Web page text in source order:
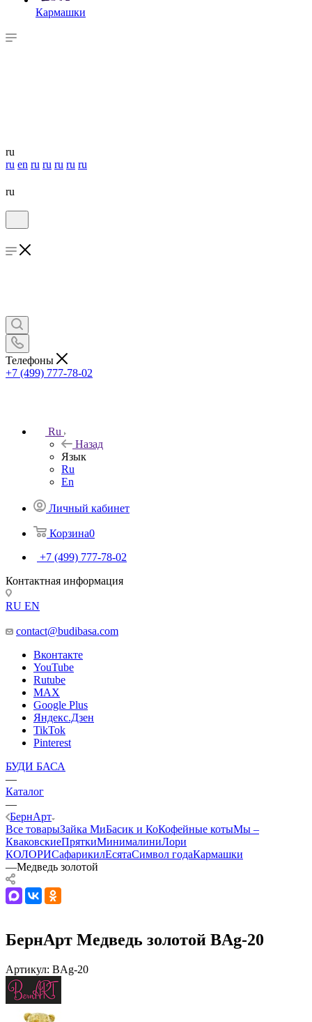
Кармашки
ru
ru en ru ru ru ru ru
ru
Телефоны
+7 (499) 777-78-02
Ru
Назад
Язык
Ru
En
Личный кабинет
Корзина0
+7 (499) 777-78-02
Контактная информация
RU EN
contact@budibasa.com
Вконтакте
YouTube
Rutube
MAX
Google Plus
Яндекс.Дзен
TikTok
Pinterest
БУДИ БАСА
—
Каталог
—
БернАрт
Все товарыЗайка МиБасик и КоКофейные котыМы –
КваковскиеПряткиМинималиниЛори
КОЛОРИСафарикилЕсятаСимвол годаКармашки
—Медведь золотой
БернАрт Медведь золотой BAg-20
Артикул: BAg-20